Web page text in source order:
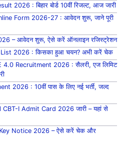
2026 : बिहार बोर्ड 10वीं रिजल्ट, आज जारी
Form 2026-27 : आवेदन शुरू, जाने पूरी
– आवेदन शुरू, ऐसे करें ऑनलाइन रजिस्ट्रेशन
2026 : किसका हुआ चयन? अभी करें चेक
4.0 Recruitment 2026 : सैलरी, एज लिमिट
2026 : 10वीं पास के लिए नई भर्ती, जल्द
I Admit Card 2026 जारी – यहां से
Key Notice 2026 – ऐसे करें चेक और